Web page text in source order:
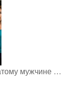
мужчине …